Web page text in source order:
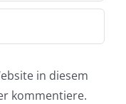
in diesem
kommentiere.